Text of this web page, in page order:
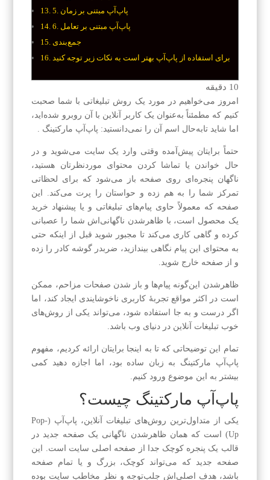
5. پاپ‌آپ مبتنی بر زمان
6. پاپ‌آپ مبتنی بر تعامل
جمع‌بندی
برای استفاده از پاپ‌آپ بهتر است به نکات زیر توجه کنید
10 دقیقه
امروز می‌خواهیم در مورد یک روش تبلیغاتی با شما صحبت
کنیم که مطمئناً به‌عنوان یک کاربر آنلاین با آن روبرو شده‌اید،
اما شاید تابه‌حال اسم آن را نمی‌دانستید: پاپ‌آپ مارکتینگ .
حتماً برایتان پیش‌آمده وقتی وارد یک سایت می‌شوید و در
حال خواندن یا تماشا کردن محتوای موردنظرتان هستید،
ناگهان پنجره‌ای روی صفحه باز می‌شود که برای لحظاتی
تمرکز شما را به هم زده و حواستان را پرت می‌کند. این
صفحه که معمولاً حاوی پیام‌های تبلیغاتی و یا پیشنهاد خرید
یک محصول است، با ظاهرشدن ناگهانی‌اش شما را عصبانی
کرده و گاهی کاری می‌کند تا مجبور شوید قبل از اینکه حتی
به محتوای این پیام نگاهی بیندازید، ضربدر گوشه کادر را زده
و از صفحه خارج شوید.
ظاهرشدن این‌گونه پیام‌ها و باز شدن صفحات مزاحم، ممکن
است در اکثر مواقع تجربهٔ کاربری ناخوشایندی ایجاد کند، اما
اگر درست و به جا استفاده شود، می‌تواند یکی از روش‌های
خوب تبلیغات آنلاین در دنیای وب باشد.
تمام این توضیحاتی که تا به اینجا برایتان ارائه کردیم، مفهوم
پاپ‌آپ مارکتینگ به زبان ساده بود، اما اجازه دهید کمی
بیشتر به این موضوع ورود کنیم.
پاپ‌آپ مارکتینگ چیست؟
یکی از متداول‌ترین روش‌های تبلیغات آنلاین، پاپ‌آپ (Pop-
Up) است که همان ظاهرشدن ناگهانی یک صفحه جدید در
قالب یک پنجره کوچک جدا از صفحه اصلی سایت است. این
صفحه جدید که می‌تواند کوچک، بزرگ و یا تمام صفحه
باشد، هدف اصلی‌اش جلب‌توجه و نظر مخاطب سایت بوده